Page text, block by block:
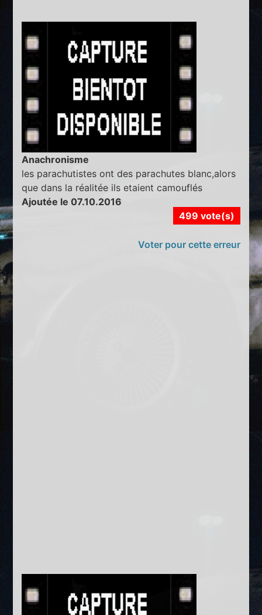
Anachronisme
les parachutistes ont des parachutes blanc,alors
que dans la réalitée ils etaient camouflés
Ajoutée le 07.10.2016
499 vote(s)
Voter pour cette erreur